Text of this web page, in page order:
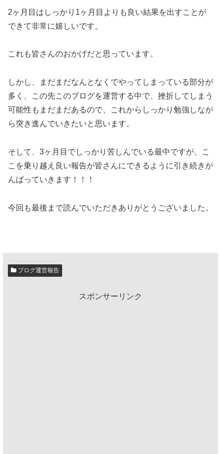
2ヶ月目はしっかり1ヶ月目よりも良い結果を出すことが
できて非常に嬉しいです。
これも皆さんのおかげだと思っています。
しかし、まだまだなんとなくでやってしまっている部分が
多く、この先このブログを運営する中で、挫折してしまう
可能性もまだまだあるので、これからしっかり勉強しなが
ら突き進んでいきたいと思います。
そして、3ヶ月目でしっかり苦しんでいる最中ですが、こ
こを乗り越え良い報告が皆さんにできるように引き続きが
んばっていきます！！！
今回も最後まで読んでいただきありがとうございました。
ブログ運営報告
スポンサーリンク